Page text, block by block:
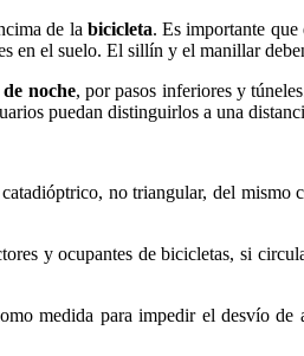
de la bicicleta. Es importante
en el suelo. El sillín y el manillar
noche, por pasos inferiores y
puedan distinguirlos a una
no triangular, del mismo
y ocupantes de bicicletas, si
medida para impedir el desvío